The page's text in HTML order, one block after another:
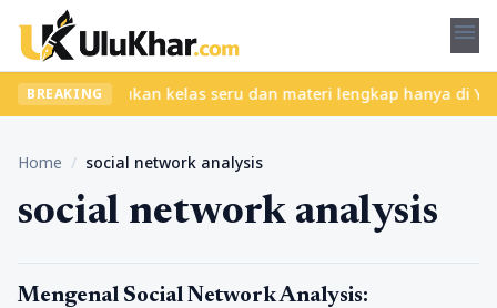
menu
BREAKING
ribet? Temukan kelas seru dan materi lengkap hanya di
Home / social network analysis
social network analysis
Bisnis
Mengenal Social Network Analysis: